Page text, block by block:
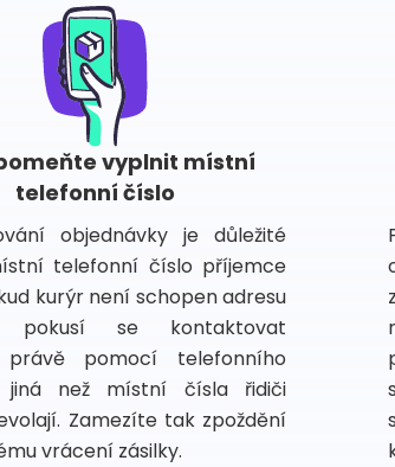
vyplnit místní
telefonní číslo
objednávky je důležité
telefonní číslo příjemce
kurýr není schopen adresu
pokusí se kontaktovat
právě pomocí telefonního
jiná než místní čísla řidiči
Zamezíte tak zpoždění
vrácení zásilky.